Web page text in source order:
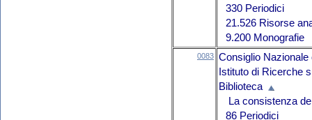
330 Periodici
21.526 Risorse
9.200 Monografie
0083 Consiglio Nazionale
Istituto di Ricerche
Biblioteca
La consistenza
86 Periodici